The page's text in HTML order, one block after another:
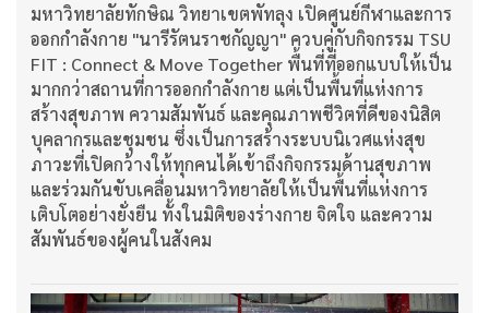
มหาวิทยาลัยทักษิณ วิทยาเขตพัทลุง เปิดศูนย์กีฬาและการ
ออกกำลังกาย "นารีรัตนราชกัญญา" ควบคู่กับกิจกรรม TSU
FIT : Connect & Move Together พื้นที่ที่ออกแบบให้เป็น
มากกว่าสถานที่การออกกำลังกาย แต่เป็นพื้นที่แห่งการ
สร้างสุขภาพ ความสัมพันธ์ และคุณภาพชีวิตที่ดีของนิสิต
บุคลากรและชุมชน ซึ่งเป็นการสร้างระบบนิเวศแห่งสุข
ภาวะที่เปิดกว้างให้ทุกคนได้เข้าถึงกิจกรรมด้านสุขภาพ
และร่วมกันขับเคลื่อนมหาวิทยาลัยให้เป็นพื้นที่แห่งการ
เติบโตอย่างยั่งยืน ทั้งในมิติของร่างกาย จิตใจ และความ
สัมพันธ์ของผู้คนในสังคม